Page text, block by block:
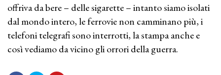
offriva da bere – delle sigarette – intanto siamo isolati
dal mondo intero, le ferrovie non camminano più, i
telefoni telegrafi sono interrotti, la stampa anche e
così vediamo da vicino gli orrori della guerra.